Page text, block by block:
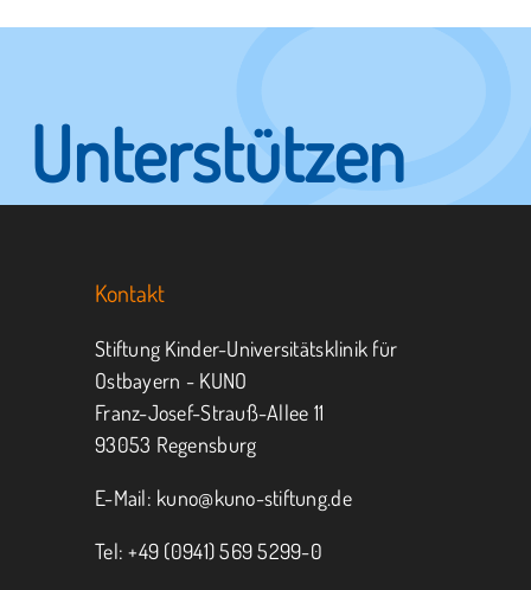
Unterstützen
Sie KUNO.
Jeder kann helfen.
MITMACHEN SPENDEN
Kontakt
Stiftung Kinder-Universitätsklinik für
Ostbayern - KUNO
Franz-Josef-Strauß-Allee 11
93053 Regensburg
E-Mail: kuno@kuno-stiftung.de
Tel: +49 (0941) 569 5299-0